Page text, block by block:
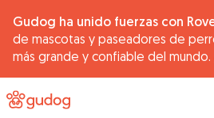
Gudog ha unido fuerzas con
de mascotas y paseadores de
más grande y confiable del mundo.